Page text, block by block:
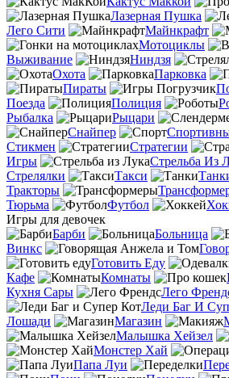
Лазерная Пушка
Лего Сити
Майнкрафт
Мотоциклы
Выживание
Ниндзя
Охота
Парковка
Пираты
Поезда
Полиция
Рыбалка
Рыцари
Снайпер
Стикмен
Стратегии
Игры
Стрельба Из
Стрелялки
Такси
Тракторы
Тюрьма
Футбол
Игры для девочек
Барби
Больница
Винкс
Готовить Еду
Кафе
Комнаты
Кухня Сары
Лего
Леди Баг И
Лошади
Магазин
Малышка Хейзел
Монстер Хай
Папа Луи